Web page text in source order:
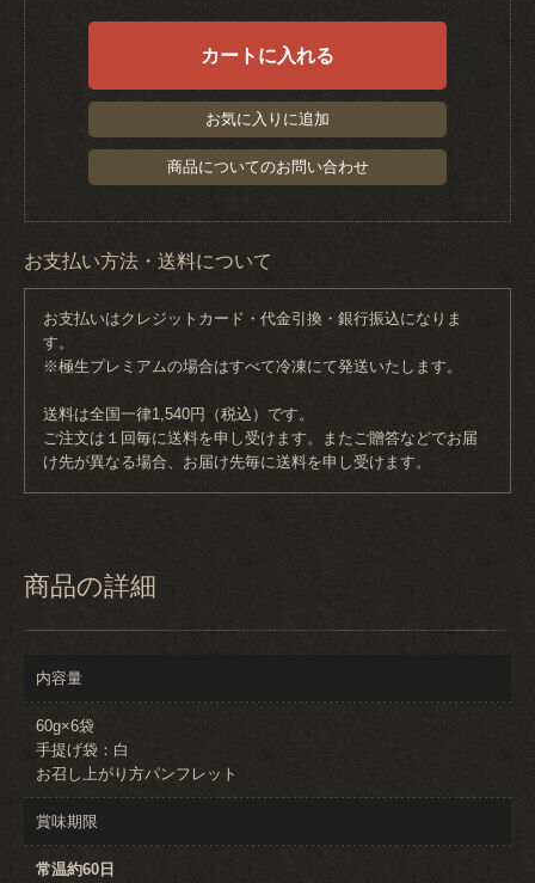
カートに入れる
お気に入りに追加
商品についてのお問い合わせ
お支払い方法・送料について
お支払いはクレジットカード・代金引換・銀行振込になりま
す。
※極生プレミアムの場合はすべて冷凍にて発送いたします。
送料は全国一律1,540円（税込）です。
ご注文は１回毎に送料を申し受けます。またご贈答などでお届
け先が異なる場合、お届け先毎に送料を申し受けます。
商品の詳細
内容量
60g×6袋
手提げ袋：白
お召し上がり方パンフレット
賞味期限
常温約60日